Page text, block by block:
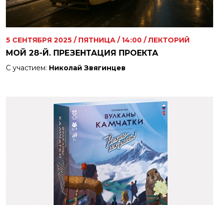
5 СЕНТЯБРЯ 2025 / ПЯТНИЦА / 14:00 / ЛЕКТОРИЙ
МОЙ 28-Й. ПРЕЗЕНТАЦИЯ ПРОЕКТА
С участием: Николай Звягинцев